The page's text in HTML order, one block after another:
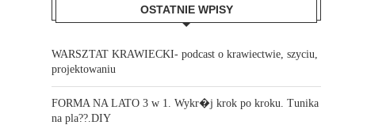
OSTATNIE WPISY
WARSZTAT KRAWIECKI- podcast o krawiectwie, szyciu,
projektowaniu
FORMA NA LATO 3 w 1. Wykr�j krok po kroku. Tunika
na pla??.DIY